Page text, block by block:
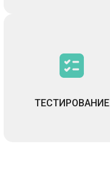
ТЕСТИРОВАНИЕ